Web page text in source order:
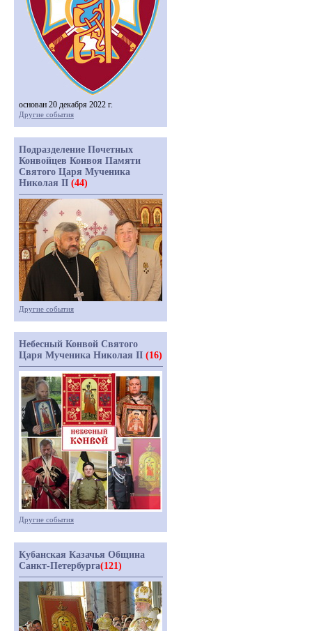
основан 20 декабря 2022 г.
Другие события
Подразделение Почетных
Конвойцев Конвоя Памяти
Святого Царя Мученика
Николая II (44)
Другие события
Небесный Конвой Святого
Царя Мученика Николая II (16)
Другие события
Кубанская Казачья Община
Санкт-Петербурга(121)